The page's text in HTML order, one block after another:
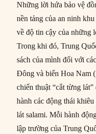
Những lời hứa bảo vệ
nền tảng của an ninh
về độ tin cậy của những
Trong khi đó, Trung
sách của mình đối với
Đông và biển Hoa Nam
chiến thuật “cắt từng
hành các động thái
lát salami. Mỗi hành
lập trường của Trung